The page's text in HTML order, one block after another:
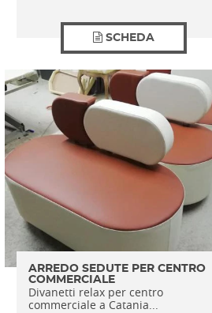
SCHEDA
ARREDO SEDUTE PER CENTRO
COMMERCIALE
Divanetti relax per centro
commerciale a Catania...